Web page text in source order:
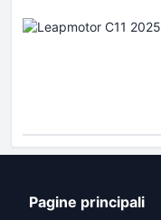
Pagine principali